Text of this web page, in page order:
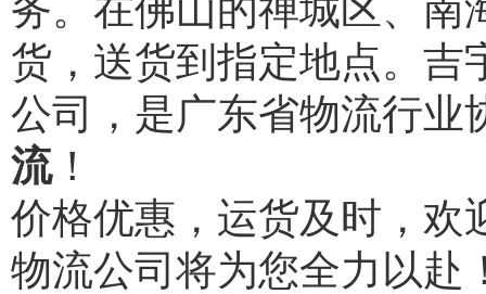
务。在佛山的禅城区、南
货，送货到指定地点。吉
公司，是广东省物流行业
流！
价格优惠，运货及时，欢
物流公司将为您全力以赴